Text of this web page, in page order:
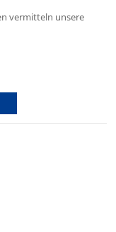
vermitteln unsere